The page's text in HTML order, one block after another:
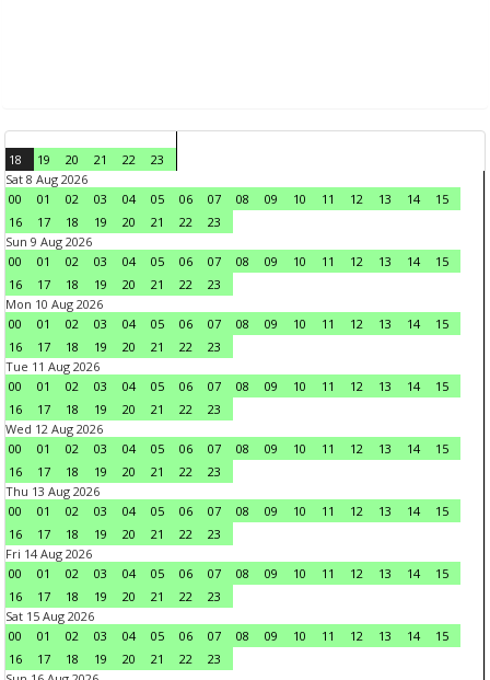
18 19 20 21 22
23
Sat 8 Aug 2026
00
01 02 03 04 05 06 07 08 09 10 11 12 13 14
15
16
17 18 19 20 21 22
23
Sun 9 Aug 2026
00
01 02 03 04 05 06 07 08 09 10 11 12 13 14
15
16
17 18 19 20 21 22
23
Mon 10 Aug 2026
00
01 02 03 04 05 06 07 08 09 10 11 12 13 14
15
16
17 18 19 20 21 22
23
Tue 11 Aug 2026
00
01 02 03 04 05 06 07 08 09 10 11 12 13 14
15
16
17 18 19 20 21 22
23
Wed 12 Aug 2026
00
01 02 03 04 05 06 07 08 09 10 11 12 13 14
15
16
17 18 19 20 21 22
23
Thu 13 Aug 2026
00
01 02 03 04 05 06 07 08 09 10 11 12 13 14
15
16
17 18 19 20 21 22
23
Fri 14 Aug 2026
00
01 02 03 04 05 06 07 08 09 10 11 12 13 14
15
16
17 18 19 20 21 22
23
Sat 15 Aug 2026
00
01 02 03 04 05 06 07 08 09 10 11 12 13 14
15
16
17 18 19 20 21 22
23